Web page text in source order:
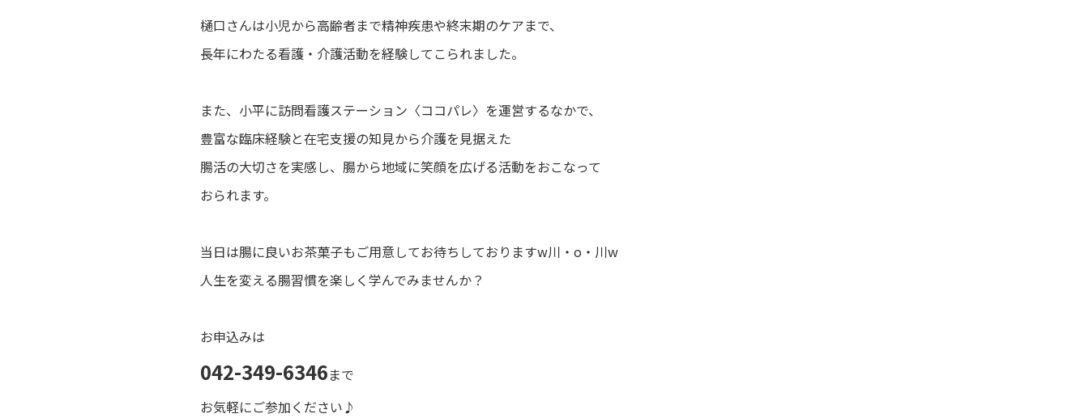
樋口さんは小児から高齢者まで精神疾患や終末期のケアまで、
長年にわたる看護・介護活動を経験してこられました。
また、小平に訪問看護ステーション〈ココパレ〉を運営するなかで、
豊富な臨床経験と在宅支援の知見から介護を見据えた
腸活の大切さを実感し、腸から地域に笑顔を広げる活動をおこなって
おられます。
当日は腸に良いお茶菓子もご用意してお待ちしておりますw川・o・川w
人生を変える腸習慣を楽しく学んでみませんか？
お申込みは
042-349-6346まで
お気軽にご参加ください♪